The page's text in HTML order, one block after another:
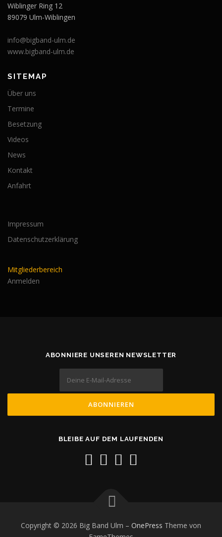
Wiblinger Ring 12
89079 Ulm-Wiblingen
info@bigband-ulm.de
www.bigband-ulm.de
SITEMAP
Über uns
Termine
Besetzung
Videos
News
Kontakt
Anfahrt
Impressum
Datenschutzerklärung
Mitgliederbereich
Anmelden
ABONNIERE UNSEREN NEWSLETTER
BLEIBE AUF DEM LAUFENDEN
Copyright © 2026 Big Band Ulm – OnePress Theme von